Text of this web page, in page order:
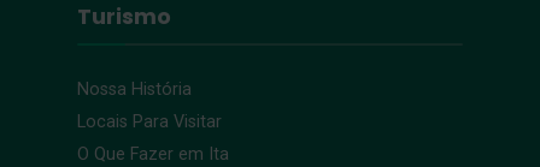
Turismo
Nossa História
Locais Para Visitar
O Que Fazer em Ita